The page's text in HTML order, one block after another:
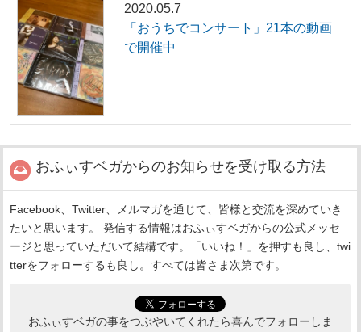
2020.05.7
「おうちでコンサート」21本の動画
で開催中
おふぃすベガからのお知らせを受け取る方法
Facebook、Twitter、メルマガを通じて、皆様と交流を深めていき
たいと思います。 発信する情報はおふぃすベガからの公式メッセ
ージと思っていただいて結構です。「いいね！」を押すも良し、twi
tterをフォローするも良し。すべては皆さま次第です。
おふぃすベガの事をつぶやいてくれたら喜んでフォローしま